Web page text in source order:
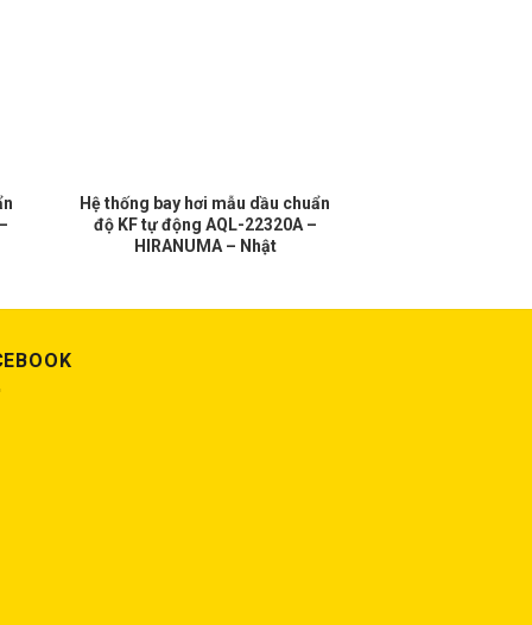
Hệ thống bay hơi mẫu dầu chuẩn
độ KF tự động AQL-22320A –
HIRANUMA – Nhật